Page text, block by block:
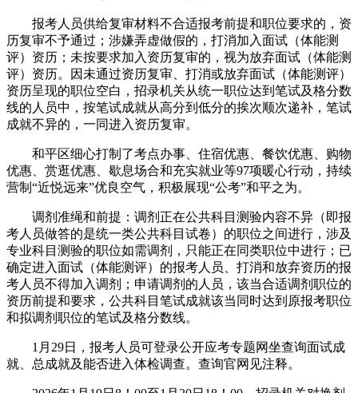
报考人员供给复审材料不合适报考前提和职位要求的，资
历复审不予通过；涉嫌弄虚做假的，打消加入面试（体能测
评）资历；未按要求加入资历复审的，视为放弃面试（体能测
评）资历。因未通过资历复审、打消或放弃面试（体能测评）
资历呈现的职位空白，招录机关从统一职位达到笔试及格分数
线的人员中，按笔试成就从高分到低分的挨次顺次递补，笔试
成就不异的，一同进入资历复审。
和平区细心打制了考点办事、住宿优惠、餐饮优惠、购物
优惠、赏逛优惠、歇息场合和充实就业等97项暖心行动，持续
营制“近悦远来”优良空气，积极展现“公考”和平之为。
调剂准绳和前提：调剂正在公共科目测验内容不异（即报
考人员做答的是统一类公共科目试卷）的职位之间进行，涉及
专业科目测验的职位如需调剂，只能正在同类职位中进行；已
确定进入面试（体能测评）的报考人员、打消和放弃资历的报
考人员不得加入调剂；申请调剂的人员，该当合适调剂职位的
资历前提和要求，公共科目笔试成就该当同时达到原报考职位
和拟调剂职位的笔试及格分数线。
1月29日，报考人员可登录公开应考专题网坐查询面试成
就、总成就及能否进入体检调查。查询官网见注释。